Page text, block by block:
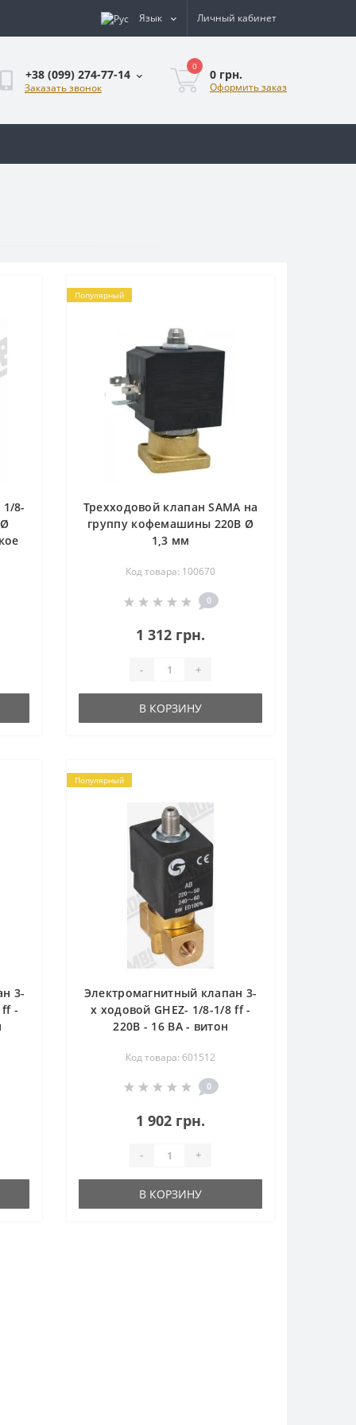
Язык Личный кабинет
+38 (099) 274-77-14
Заказать звонок
0
0 грн.
Оформить заказ
1/8-
Популярный
Трехходовой клапан SAMA на
группу кофемашины 220В Ø
1,3 мм
Код товара: 100670
0
1 312 грн.
- +
В КОРЗИНУ
3-
ff -
Популярный
Электромагнитный клапан 3-
х ходовой GHEZ- 1/8-1/8 ff -
220В - 16 ВА - витон
Код товара: 601512
0
1 902 грн.
- +
В КОРЗИНУ